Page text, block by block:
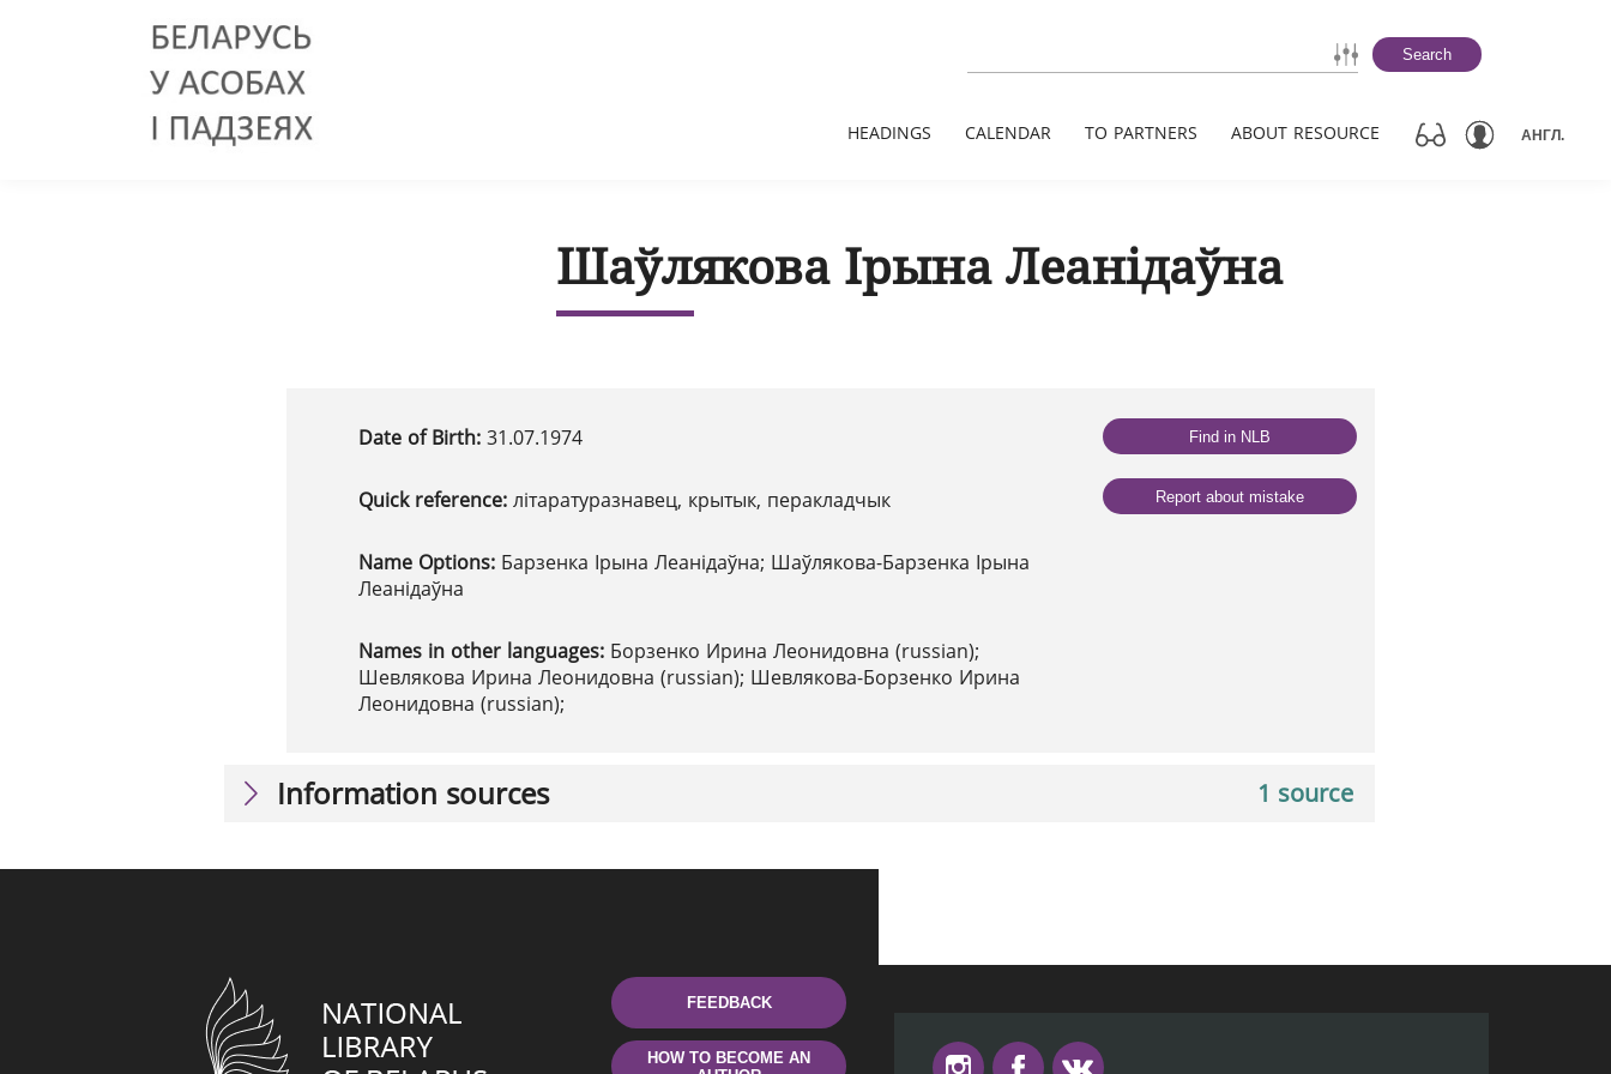
Search
HEADINGS CALENDAR TO PARTNERS ABOUT RESOURCE АНГЛ.
Шаўлякова Ірына Леанідаўна
Date of Birth: 31.07.1974
Quick reference: літаратуразнавец, крытык, перакладчык
Name Options: Барзенка Ірына Леанідаўна; Шаўлякова-Барзенка Ірына
Леанідаўна
Names in other languages: Борзенко Ирина Леонидовна (russian);
Шевлякова Ирина Леонидовна (russian); Шевлякова-Борзенко Ирина
Леонидовна (russian);
Find in NLB
Report about mistake
1 source
Information sources
FEEDBACK
HOW TO BECOME AN